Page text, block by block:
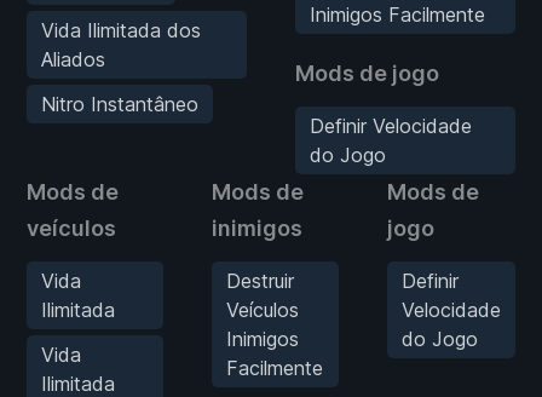
Vida Ilimitada dos
Aliados
Nitro Instantâneo
Inimigos Facilmente
Mods de jogo
Definir Velocidade
do Jogo
Mods de
veículos
Vida
Ilimitada
Vida
Ilimitada
Mods de
inimigos
Destruir
Veículos
Inimigos
Facilmente
Mods de
jogo
Definir
Velocidade
do Jogo